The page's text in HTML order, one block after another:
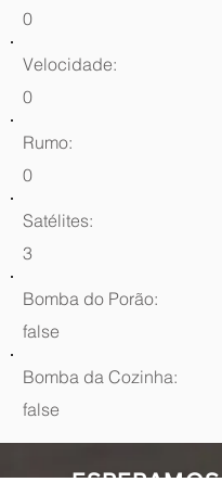
0
Velocidade:
0
Rumo:
0
Satélites:
3
Bomba do Porão:
false
Bomba da Cozinha:
false